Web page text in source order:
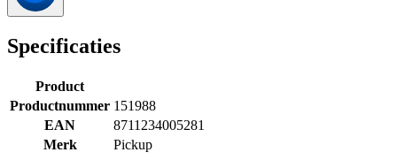
Specificaties
Product
Productnummer 151988
EAN
8711234005281
Merk
Pickup